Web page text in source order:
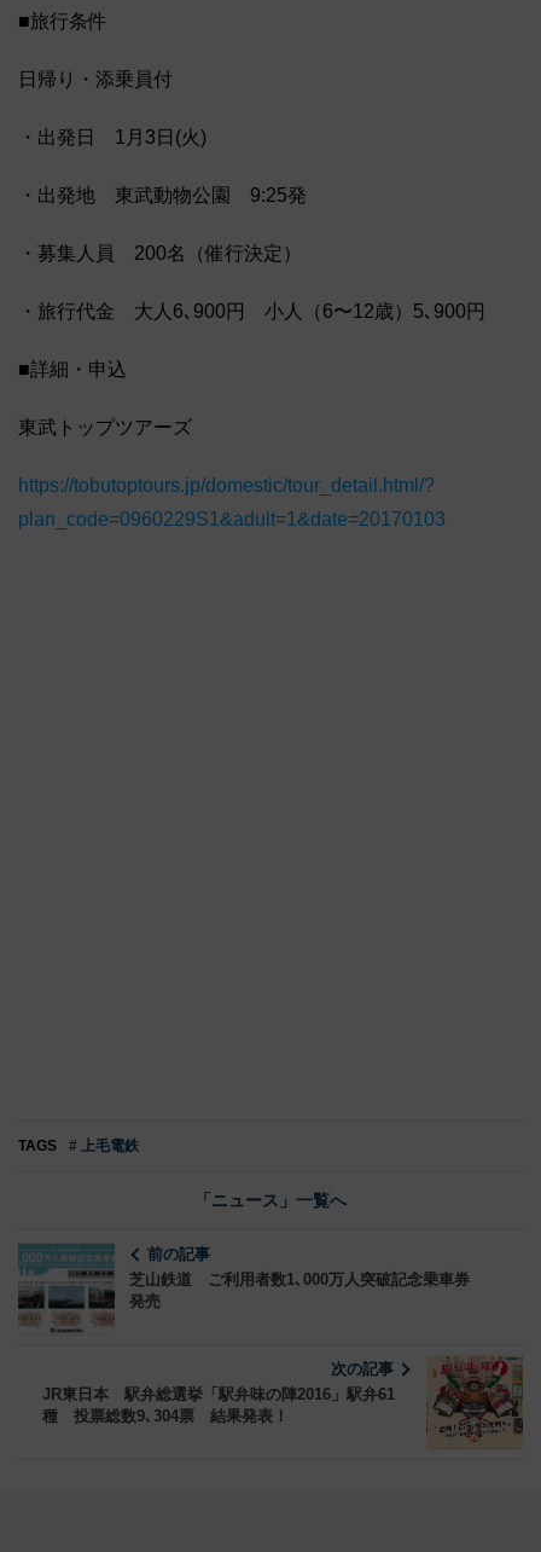
■旅行条件
日帰り・添乗員付
・出発日 1月3日(火)
・出発地 東武動物公園 9:25発
・募集人員 200名（催行決定）
・旅行代金 大人6､900円 小人（6〜12歳）5､900円
■詳細・申込
東武トップツアーズ
https://tobutoptours.jp/domestic/tour_detail.html/?
plan_code=0960229S1&adult=1&date=20170103
TAGS # 上毛電鉄
「ニュース」一覧へ
前の記事
芝山鉄道 ご利用者数1､000万人突破記念乗車券
発売
次の記事
JR東日本 駅弁総選挙「駅弁味の陣2016」駅弁61
種 投票総数9､304票 結果発表！